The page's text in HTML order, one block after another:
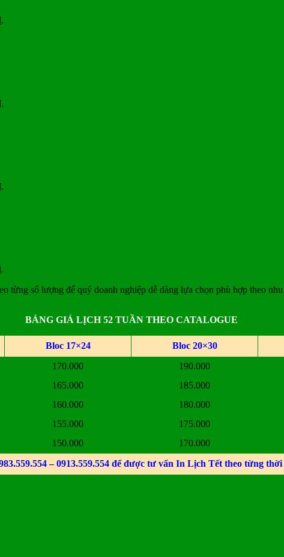
số lượng để quý doanh nghiệp dễ dàng lựa chọn phù hợp theo
BẢNG GIÁ LỊCH 52 TUẦN THEO CATALOGUE
Bloc 17×24 Bloc 20×30
170.000 190.000
165.000 185.000
160.000 180.000
155.000 175.000
150.000 170.000
– 0913.559.554 để được tư vấn In Lịch Tết theo từng thời